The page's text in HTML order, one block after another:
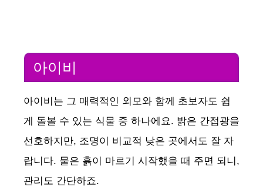
아이비
아이비는 그 매력적인 외모와 함께 초보자도 쉽
게 돌볼 수 있는 식물 중 하나에요. 밝은 간접광을
선호하지만, 조명이 비교적 낮은 곳에서도 잘 자
랍니다. 물은 흙이 마르기 시작했을 때 주면 되니,
관리도 간단하죠.